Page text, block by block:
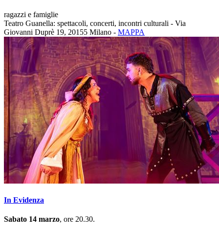
ragazzi e famiglie
Teatro Guanella: spettacoli, concerti, incontri culturali - Via
Giovanni Duprè 19, 20155 Milano - MAPPA
In Evidenza
Sabato 14 marzo, ore 20.30.